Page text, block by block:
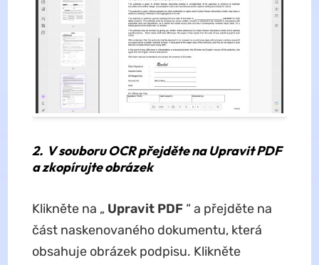
2. V souboru OCR přejděte na Upravit PDF
a zkopírujte obrázek
Klikněte na „ Upravit PDF“ a přejděte na
část naskenovaného dokumentu, která
obsahuje obrázek podpisu. Klikněte